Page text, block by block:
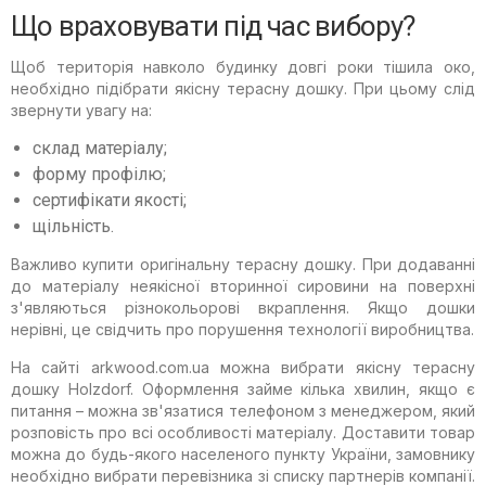
Що враховувати під час вибору?
Щоб територія навколо будинку довгі роки тішила око,
необхідно підібрати якісну терасну дошку. При цьому слід
звернути увагу на:
склад матеріалу;
форму профілю;
сертифікати якості;
щільність.
Важливо купити оригінальну терасну дошку. При додаванні
до матеріалу неякісної вторинної сировини на поверхні
з'являються різнокольорові вкраплення. Якщо дошки
нерівні, це свідчить про порушення технології виробництва.
На сайті arkwood.com.ua можна вибрати якісну терасну
дошку Holzdorf. Оформлення займе кілька хвилин, якщо є
питання – можна зв'язатися телефоном з менеджером, який
розповість про всі особливості матеріалу. Доставити товар
можна до будь-якого населеного пункту України, замовнику
необхідно вибрати перевізника зі списку партнерів компанії.